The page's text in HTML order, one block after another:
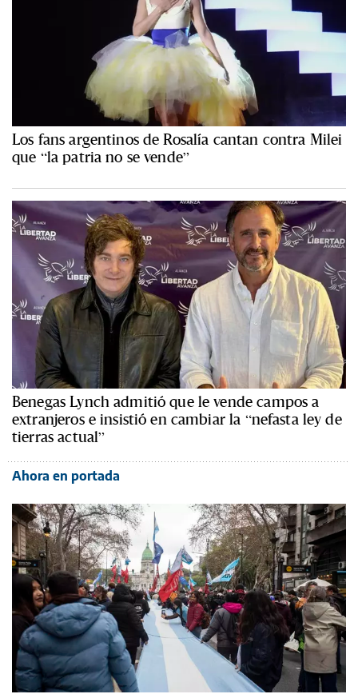
Los fans argentinos de Rosalía cantan contra Milei
que “la patria no se vende”
Benegas Lynch admitió que le vende campos a
extranjeros e insistió en cambiar la “nefasta ley de
tierras actual”
Ahora en portada